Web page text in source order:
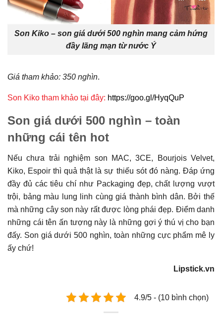
Son Kiko – son giá dưới 500 nghìn mang cảm hứng
đầy lãng mạn từ nước Ý
Giá tham khảo: 350 nghìn.
Son Kiko tham khảo tại đây: https://goo.gl/HyqQuP
Son giá dưới 500 nghìn – toàn
những cái tên hot
Nếu chưa trải nghiệm son MAC, 3CE, Bourjois Velvet,
Kiko, Espoir thì quả thật là sự thiếu sót đó nàng. Đáp ứng
đầy đủ các tiêu chí như Packaging đẹp, chất lượng vượt
trội, bảng màu lung linh cùng giá thành bình dân. Bởi thế
mà những cây son này rất được lòng phái đẹp. Điểm danh
những cái tên ấn tượng này là những gợi ý thú vị cho bạn
đấy. Son giá dưới 500 nghìn, toàn những cực phẩm mê ly
ấy chứ!
Lipstick.vn
4.9/5 - (10 bình chọn)